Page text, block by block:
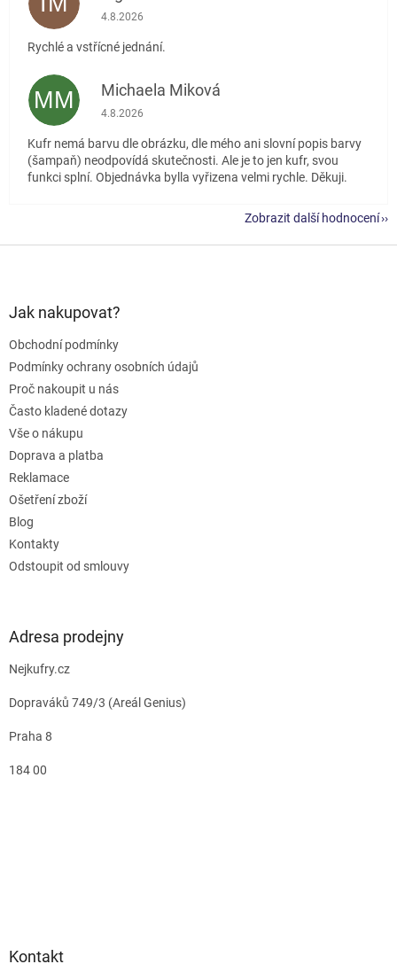
Hodnocení obchodu je 5 z 5 hvězdiček.
4.8.2026
Rychlé a vstřícné jednání.
MM Michaela Miková
Hodnocení obchodu je 5 z 5 hvězdiček.
4.8.2026
Kufr nemá barvu dle obrázku, dle mého ani slovní popis barvy
(šampaň) neodpovídá skutečnosti. Ale je to jen kufr, svou
funkci splní. Objednávka bylla vyřizena velmi rychle. Děkuji.
Zobrazit další hodnocení
Jak nakupovat?
Obchodní podmínky
Podmínky ochrany osobních údajů
Proč nakoupit u nás
Často kladené dotazy
Vše o nákupu
Doprava a platba
Reklamace
Ošetření zboží
Blog
Kontakty
Odstoupit od smlouvy
Adresa prodejny
Nejkufry.cz
Dopraváků 749/3 (Areál Genius)
Praha 8
184 00
Kontakt